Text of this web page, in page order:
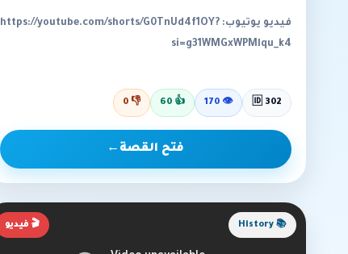
فيديو يوتيوب: https://youtube.com/shorts/G0TnUd4f1OY?
si=g31WMGxWPMlqu_k4
🆔 302
👁
170
👍
60
👎
0
فتح القصة ←
🎬 فيديو 📚 History